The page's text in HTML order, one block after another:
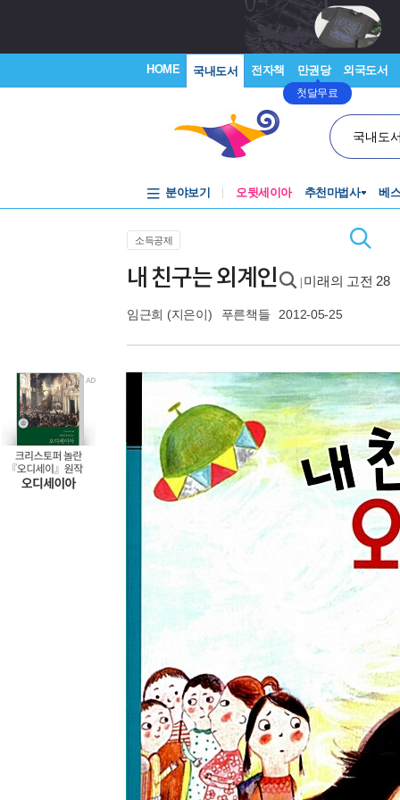
HOME 국내도서 전자책 만권당
첫달무료
외국도서
국내도
분야보기 오뒷세이아 추천마법사 베
소득공제
내 친구는 외계인 미래의 고전 28
임근희 (지은이) 푸른책들 2012-05-25